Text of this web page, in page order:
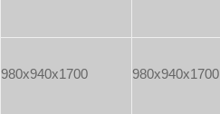
980x940x1700 980x940x1700